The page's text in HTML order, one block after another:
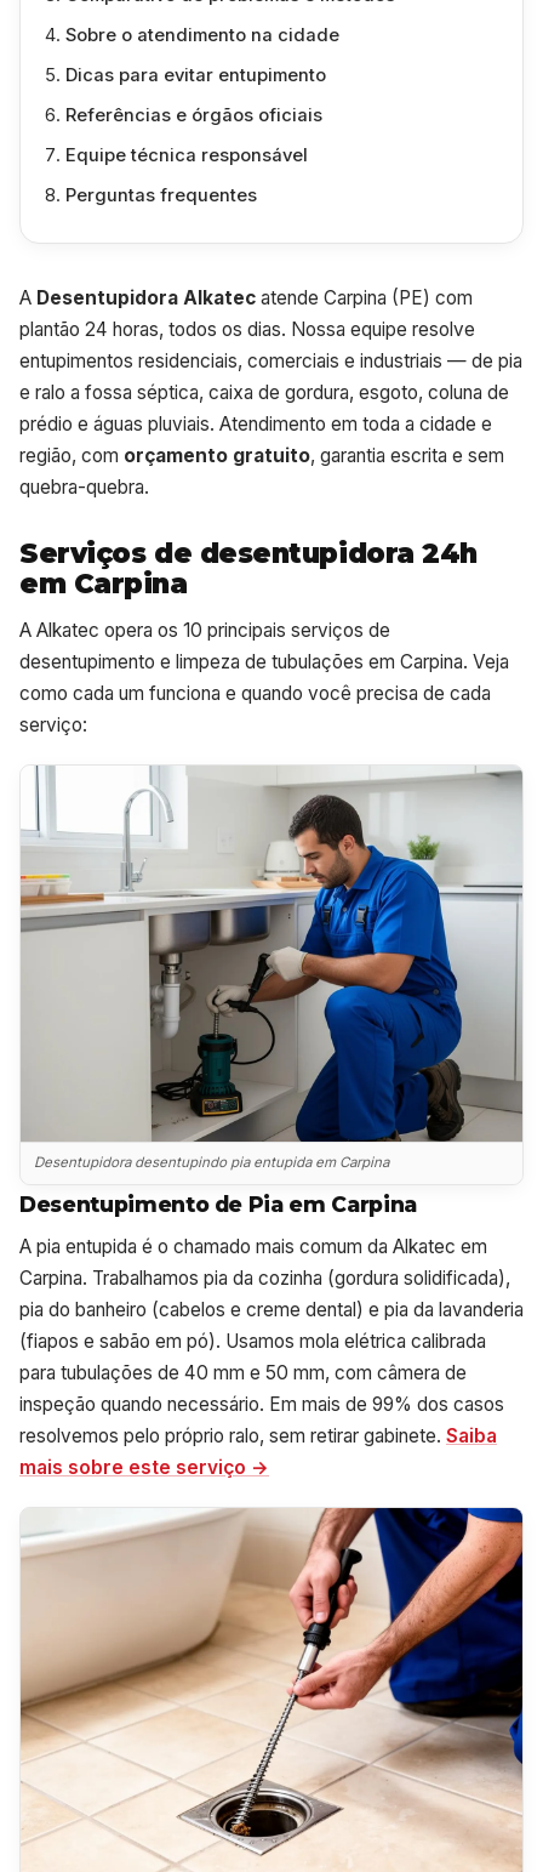
Sobre o atendimento na cidade
Dicas para evitar entupimento
Referências e órgãos oficiais
Equipe técnica responsável
Perguntas frequentes
A Desentupidora Alkatec atende Carpina (PE) com
plantão 24 horas, todos os dias. Nossa equipe resolve
entupimentos residenciais, comerciais e industriais — de pia
e ralo a fossa séptica, caixa de gordura, esgoto, coluna de
prédio e águas pluviais. Atendimento em toda a cidade e
região, com orçamento gratuito, garantia escrita e sem
quebra-quebra.
Serviços de desentupidora 24h
em Carpina
A Alkatec opera os 10 principais serviços de
desentupimento e limpeza de tubulações em Carpina. Veja
como cada um funciona e quando você precisa de cada
serviço:
Desentupidora desentupindo pia entupida em Carpina
Desentupimento de Pia em Carpina
A pia entupida é o chamado mais comum da Alkatec em
Carpina. Trabalhamos pia da cozinha (gordura solidificada),
pia do banheiro (cabelos e creme dental) e pia da lavanderia
(fiapos e sabão em pó). Usamos mola elétrica calibrada
para tubulações de 40 mm e 50 mm, com câmera de
inspeção quando necessário. Em mais de 99% dos casos
resolvemos pelo próprio ralo, sem retirar gabinete. Saiba
mais sobre este serviço →